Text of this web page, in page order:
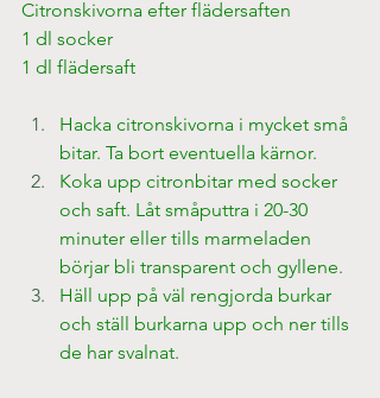
Citronskivorna efter flädersaften
1 dl socker
1 dl flädersaft
Hacka citronskivorna i mycket små
bitar. Ta bort eventuella kärnor.
Koka upp citronbitar med socker
och saft. Låt småputtra i 20-30
minuter eller tills marmeladen
börjar bli transparent och gyllene.
Häll upp på väl rengjorda burkar
och ställ burkarna upp och ner tills
de har svalnat.